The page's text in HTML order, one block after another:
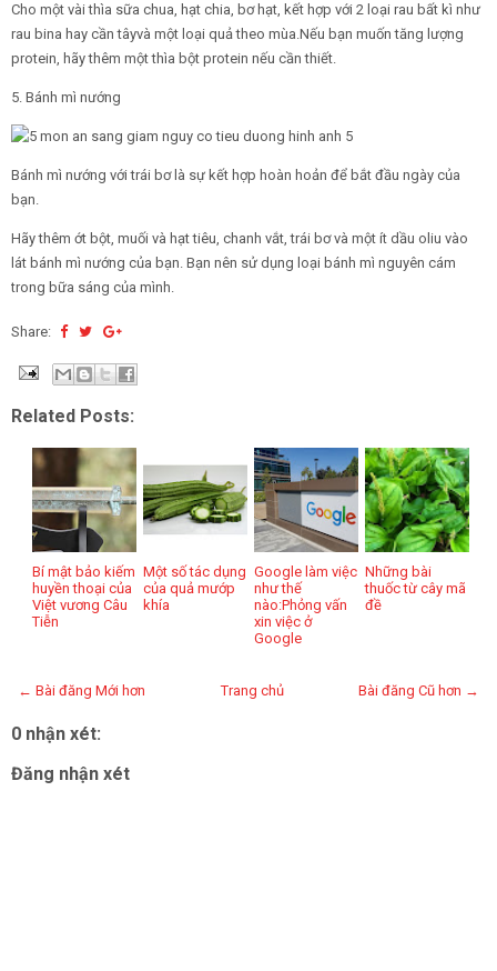
Cho một vài thìa sữa chua, hạt chia, bơ hạt, kết hợp với 2 loại rau bất kì như
rau bina hay cần tâyvà một loại quả theo mùa.Nếu bạn muốn tăng lượng
protein, hãy thêm một thìa bột protein nếu cần thiết.
5. Bánh mì nướng
Bánh mì nướng với trái bơ là sự kết hợp hoàn hoản để bắt đầu ngày của
bạn.
Hãy thêm ớt bột, muối và hạt tiêu, chanh vắt, trái bơ và một ít dầu oliu vào
lát bánh mì nướng của bạn. Bạn nên sử dụng loại bánh mì nguyên cám
trong bữa sáng của mình.
Share:
Related Posts:
Bí mật bảo kiếm
huyền thoại của
Việt vương Câu
Tiễn
Một số tác dụng
của quả mướp
khía
Google làm việc
như thế
nào:Phỏng vấn
xin việc ở
Google
Những bài
thuốc từ cây mã
đề
← Bài đăng Mới hơn Bài đăng Cũ hơn →
Trang chủ
0 nhận xét:
Đăng nhận xét